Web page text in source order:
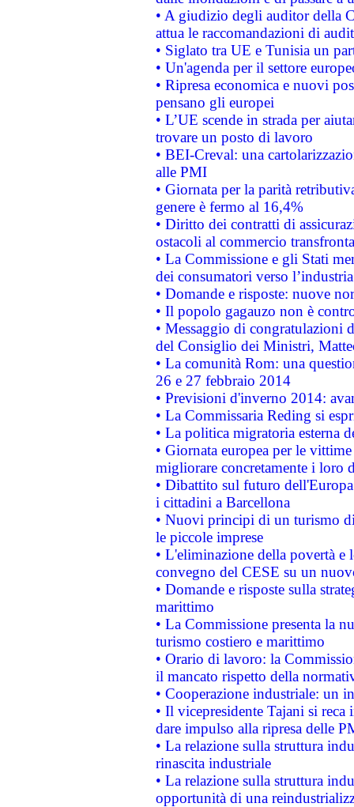
• A giudizio degli auditor della
attua le raccomandazioni di
• Siglato tra UE e Tunisia un
• Un'agenda per il settore
• Ripresa economica e nuovi
pensano gli europei
• L’UE scende in strada per
trovare un posto di lavoro
• BEI-Creval: una
alle PMI
• Giornata per la parità
genere è fermo al 16,4%
• Diritto dei contratti di
ostacoli al commercio
• La Commissione e gli Stati
dei consumatori verso
• Domande e risposte: nuove
• Il popolo gagauzo non è
• Messaggio di congratulazioni
del Consiglio dei Ministri,
• La comunità Rom: una
26 e 27 febbraio 2014
• Previsioni d'inverno 2014:
• La Commissaria Reding si
• La politica migratoria esterna
• Giornata europea per le
migliorare concretamente i loro
• Dibattito sul futuro
i cittadini a Barcellona
• Nuovi principi di un turismo
le piccole imprese
• L'eliminazione della povertà
convegno del CESE su un
• Domande e risposte sulla
marittimo
• La Commissione presenta la
turismo costiero e marittimo
• Orario di lavoro: la
il mancato rispetto della
• Cooperazione industriale: un
• Il vicepresidente Tajani si
dare impulso alla ripresa delle
• La relazione sulla struttura
rinascita industriale
• La relazione sulla struttura
opportunità di una